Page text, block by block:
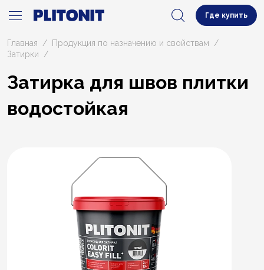
Где купить
Главная
Продукция по назначению и свойствам
Затирки
Затирка для швов плитки
водостойкая